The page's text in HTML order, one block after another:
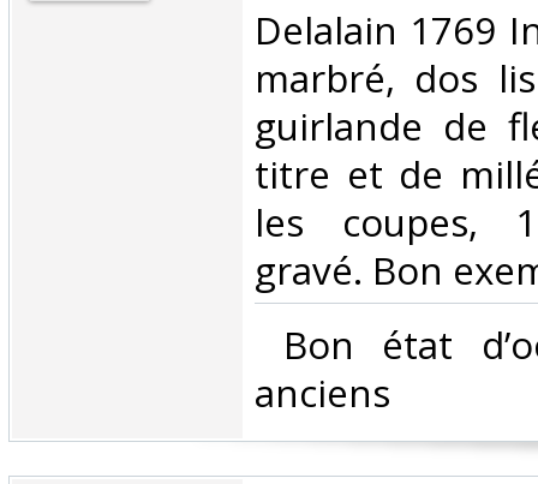
‎Delalain 1769
marbré, dos
guirlande de
titre et de
les coupes,
gravé. Bon
Bon état
anciens‎